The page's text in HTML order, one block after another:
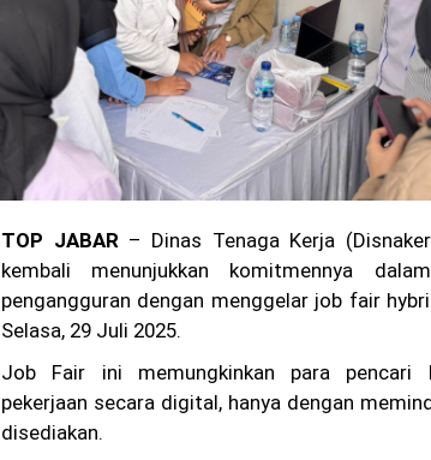
TOP JABAR – Dinas Tenaga Kerja
kembali menunjukkan komitmennya
pengangguran dengan menggelar job fair
Selasa, 29 Juli 2025.
Job Fair ini memungkinkan para pencari
pekerjaan secara digital, hanya dengan
disediakan.